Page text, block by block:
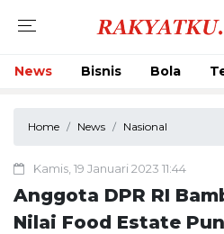
News Bisnis Bola
Home News Nasional
Kamis, 19 Januari 2023 11:44
Anggota DPR RI
Nilai Food Estate